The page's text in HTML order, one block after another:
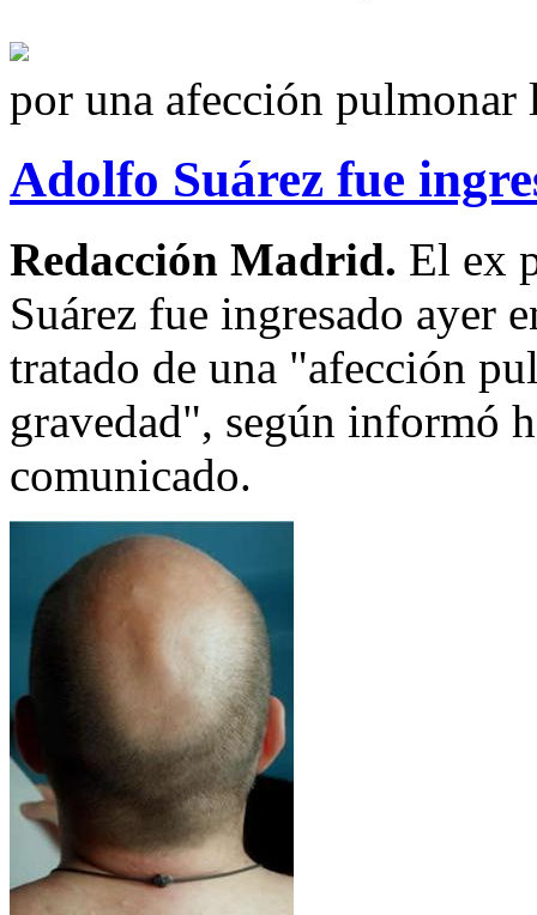
por una afección pulmonar
Adolfo Suárez fue
Redacción Madrid. El ex
Suárez fue ingresado ayer
tratado de una "afección
gravedad", según informó
comunicado.